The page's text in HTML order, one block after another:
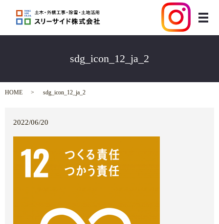
メ
sdg_icon_12_ja_2
HOME sdg_icon_12_ja_2
2022/06/20